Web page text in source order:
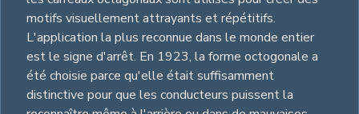
motifs visuellement attrayants et répétitifs.
L'application la plus reconnue dans le monde entier
est le signe d'arrêt. En 1923, la forme octogonale a
été choisie parce qu'elle était suffisamment
distinctive pour que les conducteurs puissent la